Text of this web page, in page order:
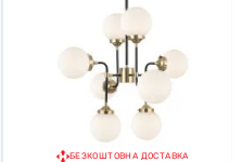
БЕЗКОШТОВНА ДОСТАВКА